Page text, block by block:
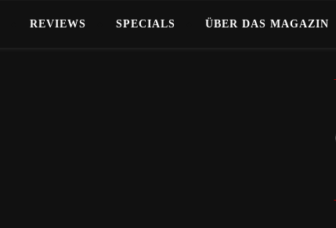
REVIEWS SPECIALS ÜBER DAS MAGAZIN